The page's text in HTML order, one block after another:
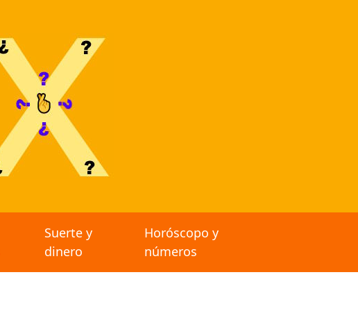
Suerte y
dinero
Horóscopo y
números